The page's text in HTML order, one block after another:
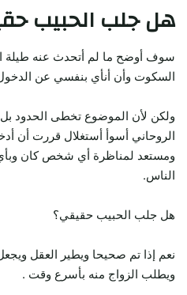
هل جلب الحبيب
سوف أوضح ما لم أتحدث عنه طيلة
السكوت وأن أنأي بنفسي عن
ولكن لأن الموضوع تخطى الحدود بل
الروحاني أسوأ أستغلال قررت أن
ومستعد لمناظرة أي شخص كان
الناس.
هل جلب الحبيب حقيقي؟
نعم إذا تم صحيحا ويطير العقل
ويطلب الزواج منه بأسرع وقت .